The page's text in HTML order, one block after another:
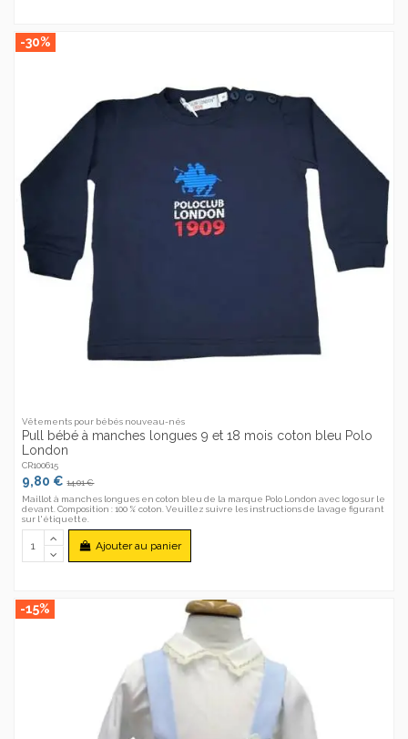
-30%
Vêtements pour bébés nouveau-nés
Pull bébé à manches longues 9 et 18 mois coton bleu Polo
London
CR100615
9,80 €14,01 €
Maillot à manches longues en coton bleu de la marque Polo London avec logo sur le
devant. Composition : 100 % coton. Veuillez suivre les instructions de lavage figurant
sur l'étiquette.
Ajouter au panier
-15%